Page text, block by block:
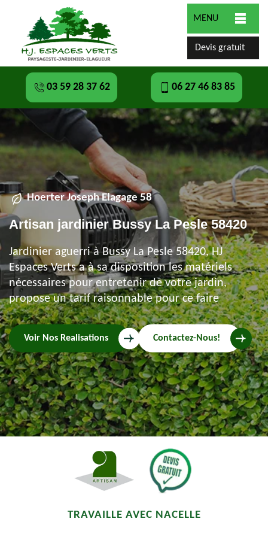
MENU
Devis gratuit
03 59 28 37 62 06 27 46 83 85
Hoerter Joseph Elagage 58
Artisan jardinier Bussy La Pesle 58420
Jardinier aguerri à Bussy La Pesle 58420, HJ
Espaces Verts a à sa disposition les matériels
nécessaires pour entretenir de votre jardin,
propose un tarif raisonnable pour ce faire
Voir Nos Realisations Contactez-Nous!
TRAVAILLE AVEC NACELLE